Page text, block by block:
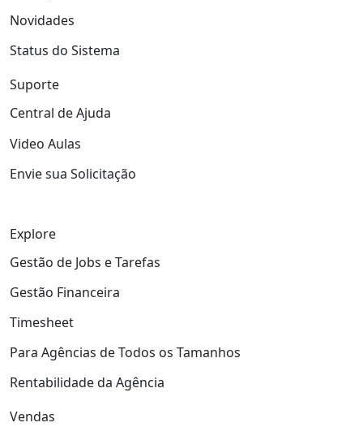
Novidades
Status do Sistema
Suporte
Central de Ajuda
Video Aulas
Envie sua Solicitação
Explore
Gestão de Jobs e Tarefas
Gestão Financeira
Timesheet
Para Agências de Todos os Tamanhos
Rentabilidade da Agência
Vendas